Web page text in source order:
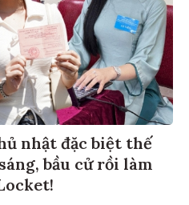
nhật đặc biệt thế
bầu cử rồi làm